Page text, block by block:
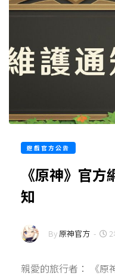
遊戲官方公告
《原神》官
知
By 原神官方 -
親愛的旅行者： 《原